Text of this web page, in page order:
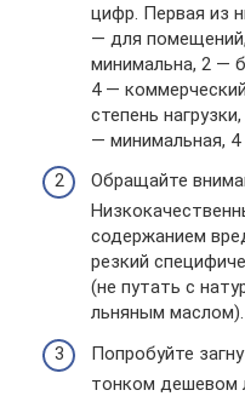
цифр. Первая из
— для
минимальна, 2 —
4 —
степень
— минимальная,
Обращайте
содержанием
резкий
(не путать с
льняным маслом).
Попробуйте
тонком дешевом